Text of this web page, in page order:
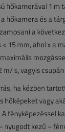
hőkamerával 1 m
hőkamera és a
a
15 mm, ahol x a
m/ s, vagyis
ha kézben
hőképeket vagy
fényképezéssel
nyugodt kezű –